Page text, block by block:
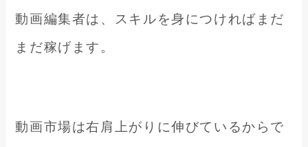
動画編集者は、スキルを身につければまだ
まだ稼げます。
動画市場は右肩上がりに伸びているからで